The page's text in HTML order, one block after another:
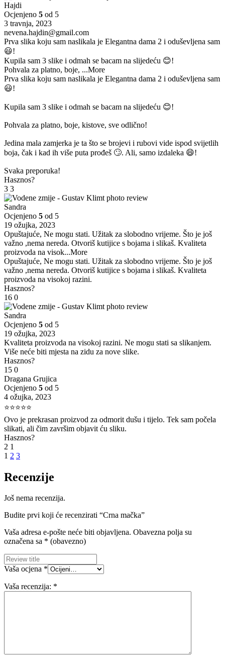
Hajdi
Ocjenjeno 5 od 5
3 travnja, 2023
nevena.hajdin@gmail.com
Prva slika koju sam naslikala je Elegantna dama 2 i oduševljena sam
😃!
Kupila sam 3 slike i odmah se bacam na slijedeću 😊!
Pohvala za platno, boje, ...More
Prva slika koju sam naslikala je Elegantna dama 2 i oduševljena sam
😃!
Kupila sam 3 slike i odmah se bacam na slijedeću 😊!
Pohvala za platno, boje, kistove, sve odlično!
Jedina mala zamjerka je ta što se brojevi i rubovi vide ispod svijetlih
boja, čak i kad ih više puta prođeš 🙄. Ali, samo izdaleka 😄!
Svaka preporuka!
Hasznos?
3 3
Sandra
Ocjenjeno 5 od 5
19 ožujka, 2023
Opuštajuće, Ne mogu stati. Užitak za slobodno vrijeme. Što je još
važno ,nema nereda. Otvoriš kutijice s bojama i slikaš. Kvaliteta
proizvoda na visok...More
Opuštajuće, Ne mogu stati. Užitak za slobodno vrijeme. Što je još
važno ,nema nereda. Otvoriš kutijice s bojama i slikaš. Kvaliteta
proizvoda na visokoj razini.
Hasznos?
16 0
Sandra
Ocjenjeno 5 od 5
19 ožujka, 2023
Kvaliteta proizvoda na visokoj razini. Ne mogu stati sa slikanjem.
Više neće biti mjesta na zidu za nove slike.
Hasznos?
15 0
Dragana Grujica
Ocjenjeno 5 od 5
4 ožujka, 2023
⭐⭐⭐⭐⭐
Ovo je prekrasan proizvod za odmorit dušu i tijelo. Tek sam počela
slikati, ali čim završim objavit ću sliku.
Hasznos?
2 1
1 2 3
Recenzije
Još nema recenzija.
Budite prvi koji će recenzirati “Crna mačka”
Vaša adresa e-pošte neće biti objavljena. Obavezna polja su
označena sa * (obavezno)
Vaša ocjena *
Vaša recenzija: *